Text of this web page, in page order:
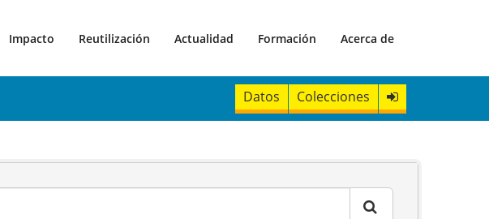
Impacto Reutilización Actualidad Formación Acerca de
Datos Colecciones